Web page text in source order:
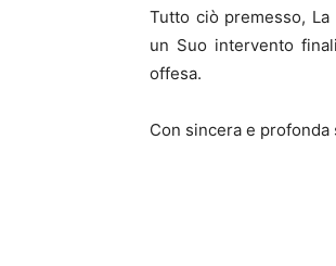
Tutto ciò premesso,
un Suo intervento
offesa.
Con sincera e profonda